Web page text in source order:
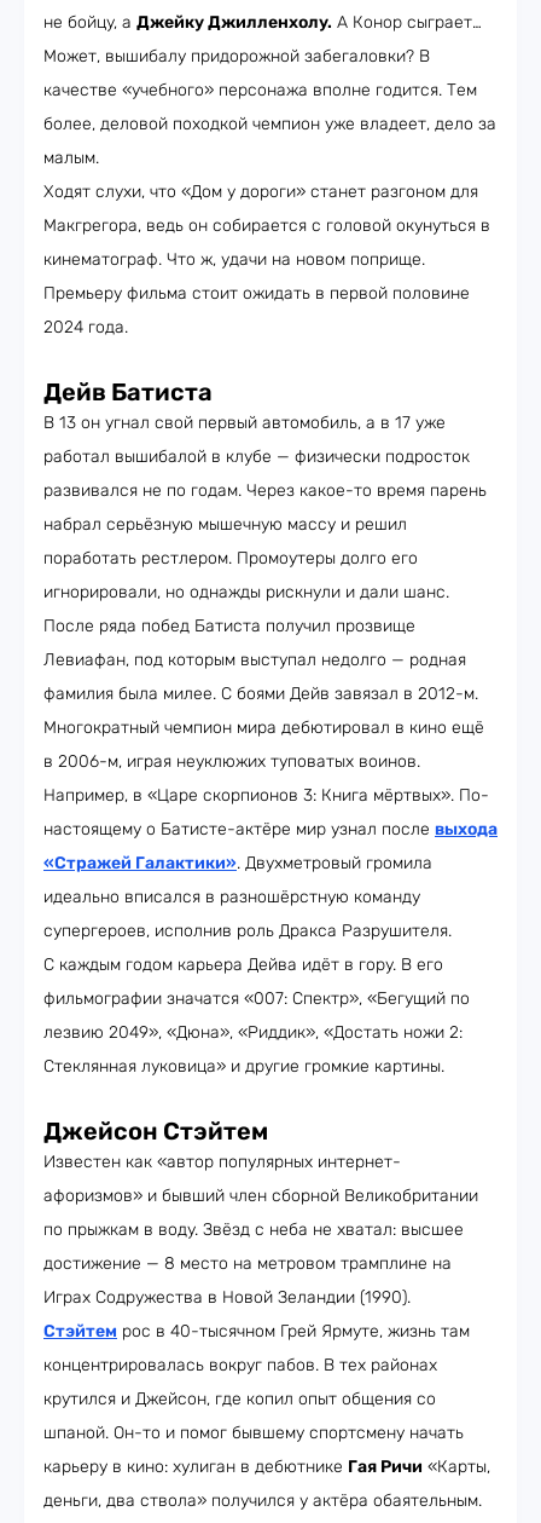
не бойцу, а Джейку Джилленхолу. А Конор сыграет…
Может, вышибалу придорожной забегаловки? В
качестве «учебного» персонажа вполне годится. Тем
более, деловой походкой чемпион уже владеет, дело за
малым.
Ходят слухи, что «Дом у дороги» станет разгоном для
Макгрегора, ведь он собирается с головой окунуться в
кинематограф. Что ж, удачи на новом поприще.
Премьеру фильма стоит ожидать в первой половине
2024 года.
Дейв Батиста
В 13 он угнал свой первый автомобиль, а в 17 уже
работал вышибалой в клубе — физически подросток
развивался не по годам. Через какое-то время парень
набрал серьёзную мышечную массу и решил
поработать рестлером. Промоутеры долго его
игнорировали, но однажды рискнули и дали шанс.
После ряда побед Батиста получил прозвище
Левиафан, под которым выступал недолго — родная
фамилия была милее. С боями Дейв завязал в 2012-м.
Многократный чемпион мира дебютировал в кино ещё
в 2006-м, играя неуклюжих туповатых воинов.
Например, в «Царе скорпионов 3: Книга мёртвых». По-
настоящему о Батисте-актёре мир узнал после выхода
«Стражей Галактики». Двухметровый громила
идеально вписался в разношёрстную команду
супергероев, исполнив роль Дракса Разрушителя.
С каждым годом карьера Дейва идёт в гору. В его
фильмографии значатся «007: Спектр», «Бегущий по
лезвию 2049», «Дюна», «Риддик», «Достать ножи 2:
Стеклянная луковица» и другие громкие картины.
Джейсон Стэйтем
Известен как «автор популярных интернет-
афоризмов» и бывший член сборной Великобритании
по прыжкам в воду. Звёзд с неба не хватал: высшее
достижение — 8 место на метровом трамплине на
Играх Содружества в Новой Зеландии (1990).
Стэйтем рос в 40-тысячном Грей Ярмуте, жизнь там
концентрировалась вокруг пабов. В тех районах
крутился и Джейсон, где копил опыт общения со
шпаной. Он-то и помог бывшему спортсмену начать
карьеру в кино: хулиган в дебютнике Гая Ричи «Карты,
деньги, два ствола» получился у актёра обаятельным.